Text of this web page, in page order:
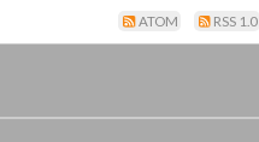
ATOM RSS 1.0